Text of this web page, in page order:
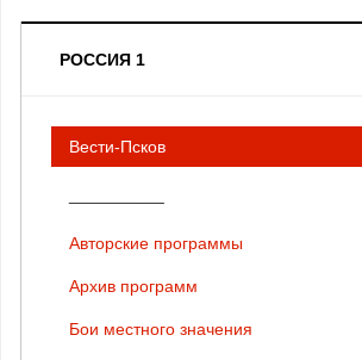
РОССИЯ 1
Вести-Псков
Авторские программы
Архив программ
Бои местного значения